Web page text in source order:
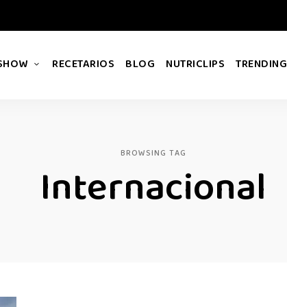
RECETARIOS BLOG NUTRICLIPS TRENDING
BROWSING TAG
Internacional